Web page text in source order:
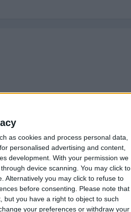
as cookies and process personal data,
personalised advertising and content,
development. With your permission we
device scanning. You may click to
Alternatively you may click to refuse to
before consenting.
Please note that
you have a right to object to such
your preferences or withdraw your